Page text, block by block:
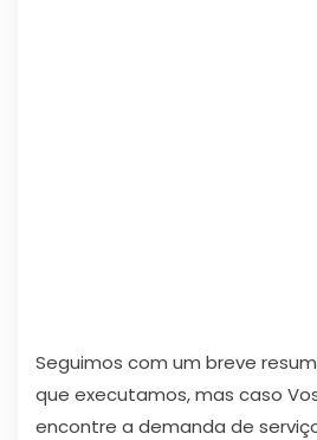
Seguimos com um breve
que executamos, mas caso
encontre a demanda de